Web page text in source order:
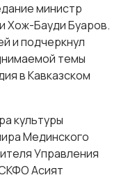
министр
Хож-Бауди Буаров.
и подчеркнул
темы
в Кавказском
культуры
Мединского
Управления
Асият